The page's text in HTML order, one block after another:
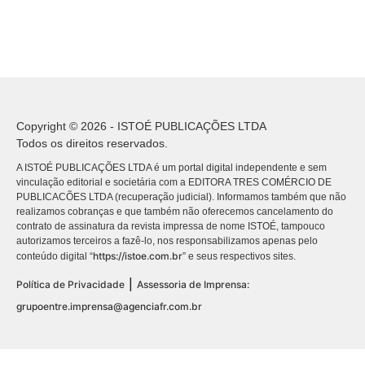
Copyright © 2026 - ISTOÉ PUBLICAÇÕES LTDA
Todos os direitos reservados.
A ISTOÉ PUBLICAÇÕES LTDA é um portal digital independente e sem
vinculação editorial e societária com a EDITORA TRES COMÉRCIO DE
PUBLICACÕES LTDA (recuperação judicial). Informamos também que não
realizamos cobranças e que também não oferecemos cancelamento do
contrato de assinatura da revista impressa de nome ISTOÉ, tampouco
autorizamos terceiros a fazê-lo, nos responsabilizamos apenas pelo
conteúdo digital “https://istoe.com.br” e seus respectivos sites.
Política de Privacidade
Assessoria de Imprensa:
grupoentre.imprensa@agenciafr.com.br